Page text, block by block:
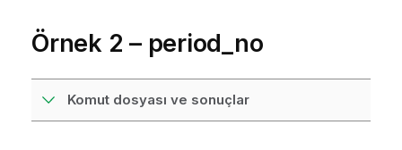
Örnek 2 – period_no
Komut dosyası ve sonuçlar